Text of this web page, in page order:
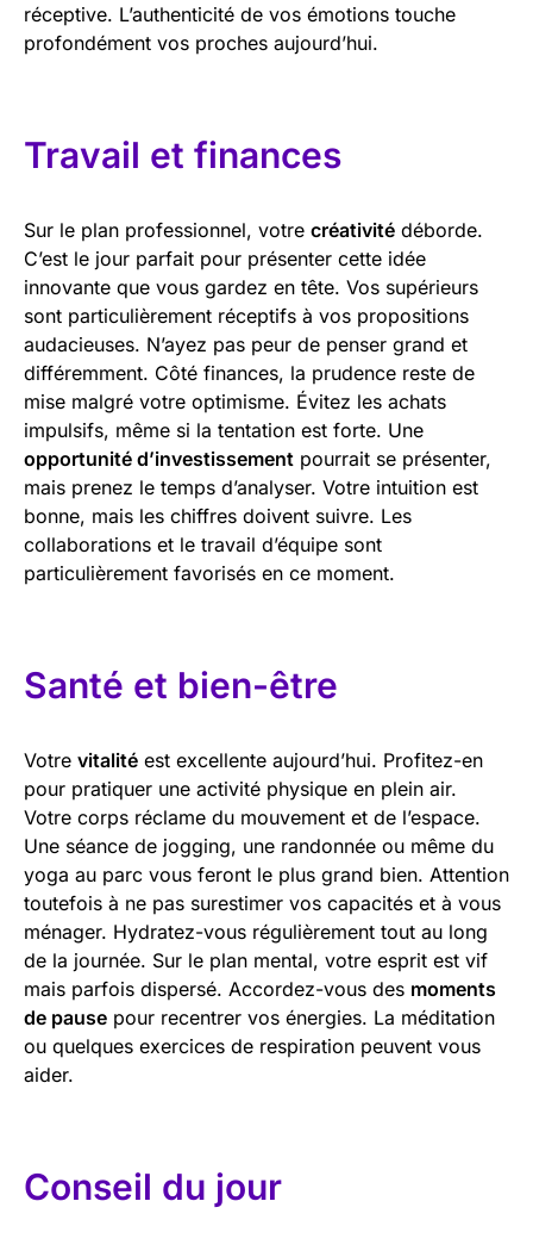
réceptive. L’authenticité de vos émotions touche
profondément vos proches aujourd’hui.
Travail et finances
Sur le plan professionnel, votre créativité déborde.
C’est le jour parfait pour présenter cette idée
innovante que vous gardez en tête. Vos supérieurs
sont particulièrement réceptifs à vos propositions
audacieuses. N’ayez pas peur de penser grand et
différemment. Côté finances, la prudence reste de
mise malgré votre optimisme. Évitez les achats
impulsifs, même si la tentation est forte. Une
opportunité d’investissement pourrait se présenter,
mais prenez le temps d’analyser. Votre intuition est
bonne, mais les chiffres doivent suivre. Les
collaborations et le travail d’équipe sont
particulièrement favorisés en ce moment.
Santé et bien-être
Votre vitalité est excellente aujourd’hui. Profitez-en
pour pratiquer une activité physique en plein air.
Votre corps réclame du mouvement et de l’espace.
Une séance de jogging, une randonnée ou même du
yoga au parc vous feront le plus grand bien. Attention
toutefois à ne pas surestimer vos capacités et à vous
ménager. Hydratez-vous régulièrement tout au long
de la journée. Sur le plan mental, votre esprit est vif
mais parfois dispersé. Accordez-vous des moments
de pause pour recentrer vos énergies. La méditation
ou quelques exercices de respiration peuvent vous
aider.
Conseil du jour